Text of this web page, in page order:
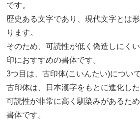
です。
歴史ある文字であり、現代文字とは
ります。
そのため、可読性が低く偽造しにく
印におすすめの書体です。
3つ目は、古印体(こいんたい)について
古印体は、日本漢字をもとに進化し
可読性が非常に高く馴染みがあるた
書体です。